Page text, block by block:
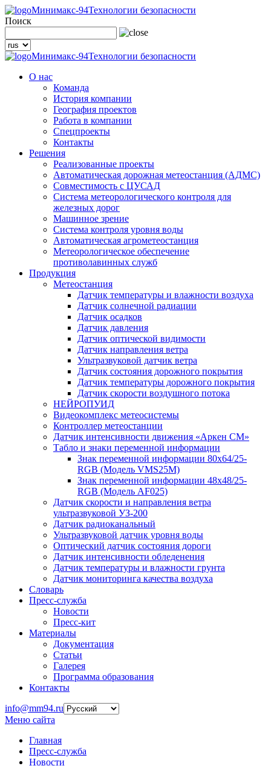
Минимакс-94Технологии безопасности
Поиск
Минимакс-94Технологии безопасности
О нас
Команда
История компании
География проектов
Работа в компании
Спецпроекты
Контакты
Решения
Реализованные проекты
Автоматическая дорожная метеостанция (АДМС)
Совместимость с ЦУСАД
Система метеорологического контроля для
железных дорог
Машинное зрение
Система контроля уровня воды
Автоматическая агрометеостанция
Метеорологическое обеспечение
противолавинных служб
Продукция
Метеостанция
Датчик температуры и влажности воздуха
Датчик солнечной радиации
Датчик осадков
Датчик давления
Датчик оптической видимости
Датчик направления ветра
Ультразвуковой датчик ветра
Датчик состояния дорожного покрытия
Датчик температуры дорожного покрытия
Датчик скорости воздушного потока
НЕЙРОПУИД
Видеокомплекс метеосистемы
Контроллер метеостанции
Датчик интенсивности движения «Аркен СМ»
Табло и знаки переменной информации
Знак переменной информации 80х64/25-
RGB (Модель VMS25M)
Знак переменной информации 48х48/25-
RGB (Модель АF025)
Датчик скорости и направления ветра
ультразвуковой УЗ-200
Датчик радиоканальный
Ультразвуковой датчик уровня воды
Оптический датчик состояния дороги
Датчик интенсивности обледенения
Датчик температуры и влажности грунта
Датчик мониторинга качества воздуха
Словарь
Пресс-служба
Новости
Пресс-кит
Материалы
Документация
Статьи
Галерея
Программа образования
Контакты
info@mm94.ru
Меню сайта
Главная
Пресс-служба
Новости